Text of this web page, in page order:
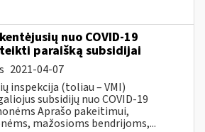
nuo COVID-19
paraišką subsidijai
2021-04-07
inspekcija (toliau – VMI)
subsidijų nuo COVID-19
Aprašo pakeitimui,
mažosioms bendrijoms,...